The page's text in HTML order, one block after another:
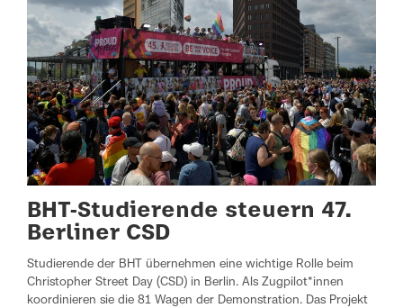
BHT-Studierende steuern 47.
Berliner CSD
Studierende der BHT übernehmen eine wichtige Rolle beim
Christopher Street Day (CSD) in Berlin. Als Zugpilot*innen
koordinieren sie die 81 Wagen der Demonstration. Das Projekt